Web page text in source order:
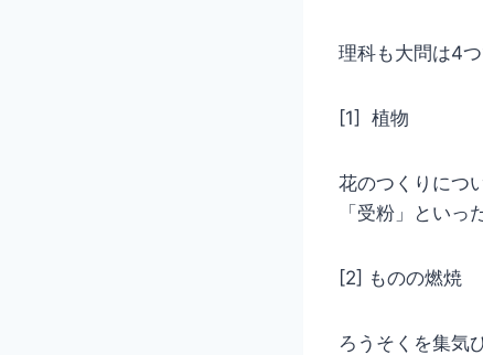
理科も大問は4
[1] 植物
花のつくりにつ
「受粉」といっ
[2] ものの燃焼
ろうそくを集気